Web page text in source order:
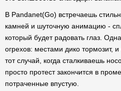
В Pandanet(Go) встречаешь
камней и шуточную анимацию -
который будет радовать глаз.
огрехов: местами дико тормозит,
тот случай, когда сталкиваешь
просто протест закончится в
потраченные впустую.